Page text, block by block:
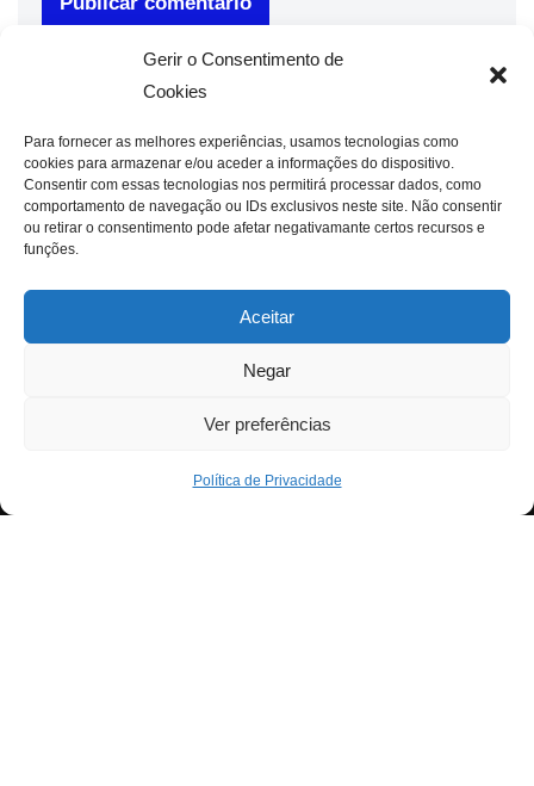
Gerir o Consentimento de
Cookies
Para fornecer as melhores experiências, usamos tecnologias como
cookies para armazenar e/ou aceder a informações do dispositivo.
Consentir com essas tecnologias nos permitirá processar dados, como
comportamento de navegação ou IDs exclusivos neste site. Não consentir
ou retirar o consentimento pode afetar negativamante certos recursos e
funções.
Aceitar
Negar
Ver preferências
Política de Privacidade
| Criado comWordPress